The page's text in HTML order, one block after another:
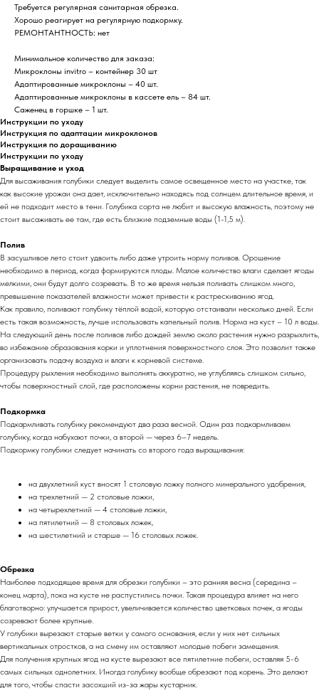
Требуется регулярная санитарная обрезка.
Хорошо реагирует на регулярную подкормку.
РЕМОНТАНТНОСТЬ: нет
Минимальное количество для заказа:
Микроклоны invitro – контейнер 30 шт
Адаптированные микроклоны – 40 шт.
Адаптированные микроклоны в кассете ель – 84 шт.
Саженец в горшке – 1 шт.
Инструкции по уходу
Инструкция по адаптации микроклонов
Инструкция по доращиванию
Инструкции по уходу
Выращивание и уход
Для высаживания голубики следует выделить самое освещенное место на участке, так
как высокие урожаи она дает, исключительно находясь под солнцем длительное время, и
ей не подходит место в тени. Голубика сорта не любит и высокую влажность, поэтому не
стоит высаживать ее там, где есть близкие подземные воды (1-1,5 м).
Полив
В засушливое лето стоит удвоить либо даже утроить норму поливов. Орошение
необходимо в период, когда формируются плоды. Малое количество влаги сделает ягоды
мелкими, они будут долго созревать. В то же время нельзя поливать слишком много,
превышение показателей влажности может привести к растрескиванию ягод.
Как правило, поливают голубику тёплой водой, которую отстаивали несколько дней. Если
есть такая возможность, лучше использовать капельный полив. Норма на куст – 10 л воды.
На следующий день после поливов либо дождей землю около растения нужно разрыхлить,
во избежание образования корки и уплотнения поверхностного слоя. Это позволит также
организовать подачу воздуха и влаги к корневой системе.
Процедуру рыхления необходимо выполнять аккуратно, не углубляясь слишком сильно,
чтобы поверхностный слой, где расположены корни растения, не повредить.
Подкормка
Подкармливать голубику рекомендуют два раза весной. Один раз подкармливаем
голубику, когда набухают почки, а второй — через 6–7 недель.
Подкормку голубики следует начинать со второго года выращивания:
на двухлетний куст вносят 1 столовую ложку полного минерального удобрения,
на трехлетний — 2 столовые ложки,
на четырехлетний — 4 столовые ложки,
на пятилетний — 8 столовых ложек,
на шестилетний и старше — 16 столовых ложек.
Обрезка
Наиболее подходящее время для обрезки голубики – это ранняя весна (середина –
конец марта), пока на кусте не распустились почки. Такая процедура влияет на него
благотворно: улучшается прирост, увеличивается количество цветковых почек, а ягоды
созревают более крупные.
У голубики вырезают старые ветки у самого основания, если у них нет сильных
вертикальных отростков, а на смену им оставляют молодые побеги замещения.
Для получения крупных ягод на кусте вырезают все пятилетние побеги, оставляя 5-6
самых сильных однолетних. Иногда голубику вообще обрезают под корень. Это делают
для того, чтобы спасти засохший из-за жары кустарник.